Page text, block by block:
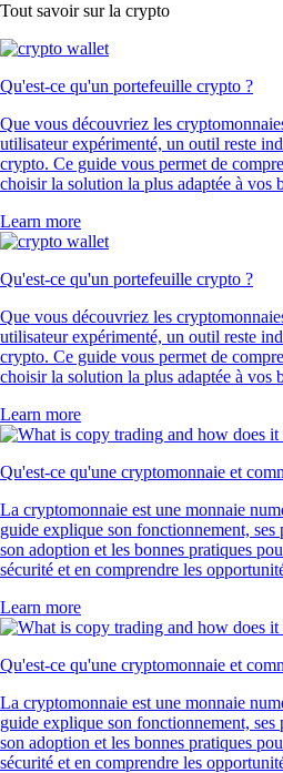
Tout savoir sur la crypto
Qu'est-ce qu'un portefeuille crypto ?
Que vous découvriez les
utilisateur expérimenté, un outil reste
crypto. Ce guide vous permet de
choisir la solution la plus adaptée à vos
Learn more
Qu'est-ce qu'un portefeuille crypto ?
Que vous découvriez les
utilisateur expérimenté, un outil reste
crypto. Ce guide vous permet de
choisir la solution la plus adaptée à vos
Learn more
Qu'est-ce qu'une cryptomonnaie et
La cryptomonnaie est une monnaie
guide explique son fonctionnement,
son adoption et les bonnes pratiques
sécurité et en comprendre les
Learn more
Qu'est-ce qu'une cryptomonnaie et
La cryptomonnaie est une monnaie
guide explique son fonctionnement,
son adoption et les bonnes pratiques
sécurité et en comprendre les